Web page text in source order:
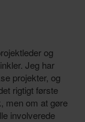
og
Jeg har
projekter, og
rigtigt første
men om at gøre
involverede